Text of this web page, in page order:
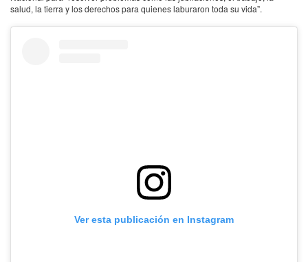
salud, la tierra y los derechos para quienes laburaron toda su vida”.
Ver esta publicación en Instagram